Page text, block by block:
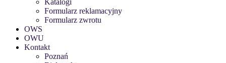
Katalogi
Formularz reklamacyjny
Formularz zwrotu
OWS
OWU
Kontakt
Poznań